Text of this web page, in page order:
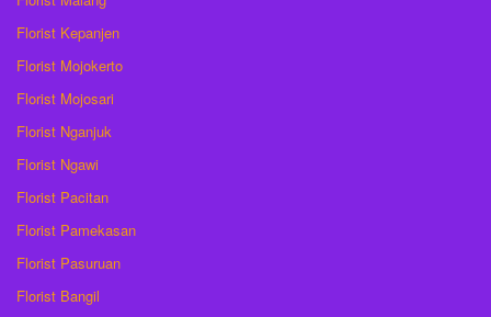
Florist Kepanjen
Florist Mojokerto
Florist Mojosari
Florist Nganjuk
Florist Ngawi
Florist Pacitan
Florist Pamekasan
Florist Pasuruan
Florist Bangil